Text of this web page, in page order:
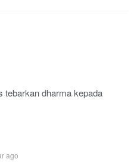
tebarkan dharma kepada
ago